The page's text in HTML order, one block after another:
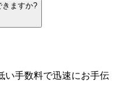
ますか?
い手数料で迅速にお手伝